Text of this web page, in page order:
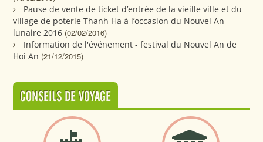
Pause de vente de ticket d’entrée de la vieille ville et du
village de poterie Thanh Ha à l’occasion du Nouvel An
lunaire 2016 (02/02/2016)
Information de l'événement - festival du Nouvel An de
Hoi An (21/12/2015)
CONSEILS DE VOYAGE